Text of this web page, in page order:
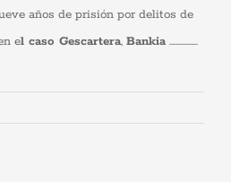
años de prisión por delitos de
el caso Gescartera, Bankia …………….